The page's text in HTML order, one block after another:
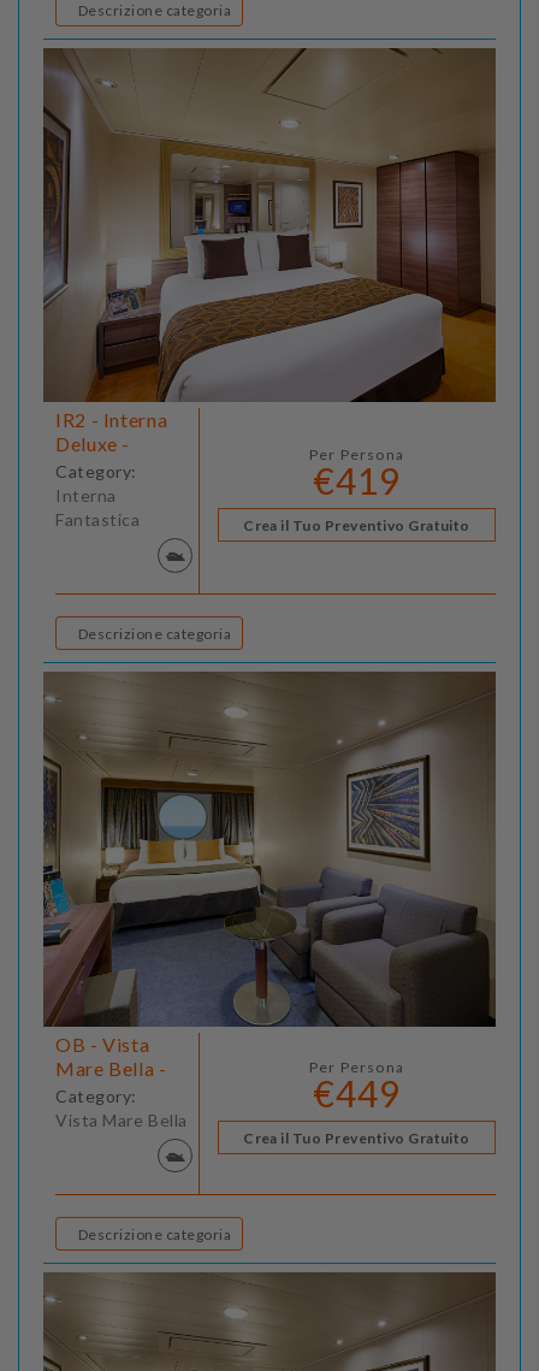
Descrizione categoria
IR2 - Interna
Deluxe -
Category:
Interna
Fantastica
Per Persona
€419
Crea il Tuo Preventivo Gratuito
Descrizione categoria
OB - Vista
Mare Bella -
Category:
Vista Mare Bella
Per Persona
€449
Crea il Tuo Preventivo Gratuito
Descrizione categoria